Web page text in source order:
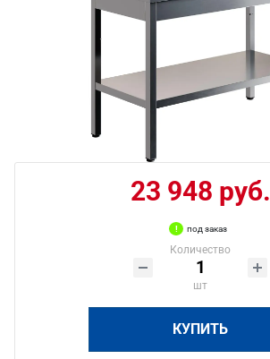
23 948 руб.
под заказ
Количество
шт
КУПИТЬ